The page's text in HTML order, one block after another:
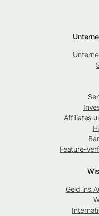
Affiliates
Feature-
Geld ins